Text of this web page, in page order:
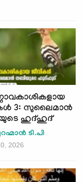
3: സുലൈമാൻ
ഹുദ്ഹുദ്
ടി.പി
2026